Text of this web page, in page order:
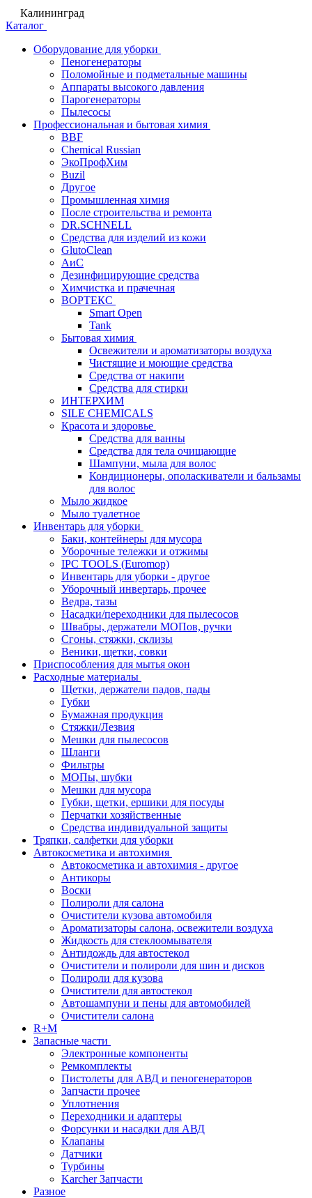
Калининград
Каталог
Оборудование для уборки
Пеногенераторы
Поломойные и подметальные машины
Аппараты высокого давления
Парогенераторы
Пылесосы
Профессиональная и бытовая химия
BBF
Chemical Russian
ЭкоПрофХим
Buzil
Другое
Промышленная химия
После строительства и ремонта
DR.SCHNELL
Средства для изделий из кожи
GlutoClean
АиС
Дезинфицирующие средства
Химчистка и прачечная
ВОРТЕКС
Smart Open
Tank
Бытовая химия
Освежители и ароматизаторы воздуха
Чистящие и моющие средства
Средства от накипи
Средства для стирки
ИНТЕРХИМ
SILE CHEMICALS
Красота и здоровье
Средства для ванны
Средства для тела очищающие
Шампуни, мыла для волос
Кондиционеры, ополаскиватели и бальзамы
для волос
Мыло жидкое
Мыло туалетное
Инвентарь для уборки
Баки, контейнеры для мусора
Уборочные тележки и отжимы
IPC TOOLS (Euromop)
Инвентарь для уборки - другое
Уборочный инвертарь, прочее
Ведра, тазы
Насадки/переходники для пылесосов
Швабры, держатели МОПов, ручки
Сгоны, стяжки, склизы
Веники, щетки, совки
Приспособления для мытья окон
Расходные материалы
Щетки, держатели падов, пады
Губки
Бумажная продукция
Стяжки/Лезвия
Мешки для пылесосов
Шланги
Фильтры
МОПы, шубки
Мешки для мусора
Губки, щетки, ершики для посуды
Перчатки хозяйственные
Средства индивидуальной защиты
Тряпки, салфетки для уборки
Автокосметика и автохимия
Автокосметика и автохимия - другое
Антикоры
Воски
Полироли для салона
Очистители кузова автомобиля
Ароматизаторы салона, освежители воздуха
Жидкость для стеклоомывателя
Антидождь для автостекол
Очистители и полироли для шин и дисков
Полироли для кузова
Очистители для автостекол
Автошампуни и пены для автомобилей
Очистители салона
R+M
Запасные части
Электронные компоненты
Ремкомплекты
Пистолеты для АВД и пеногенераторов
Запчасти прочее
Уплотнения
Переходники и адаптеры
Форсунки и насадки для АВД
Клапаны
Датчики
Турбины
Karcher Запчасти
Разное